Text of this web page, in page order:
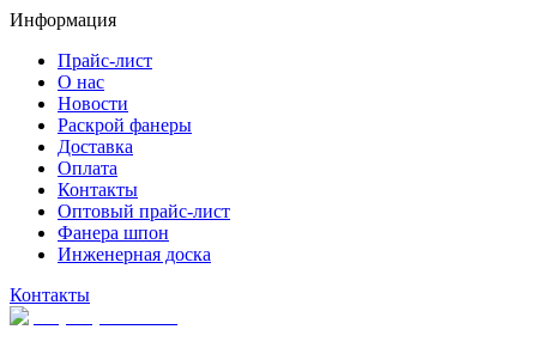
Информация
Прайс-лист
О нас
Новости
Раскрой фанеры
Доставка
Оплата
Контакты
Оптовый прайс-лист
Фанера шпон
Инженерная доска
Контакты